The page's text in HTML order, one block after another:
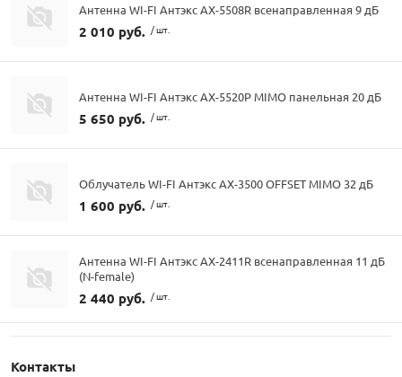
Антенна WI-FI Антэкс AX-5508R всенаправленная 9 дБ
2 010 руб. / шт.
Антенна WI-FI Антэкс AX-5520P MIMO панельная 20 дБ
5 650 руб. / шт.
Облучатель WI-FI Антэкс AX-3500 OFFSET MIMO 32 дБ
1 600 руб. / шт.
Антенна WI-FI Антэкс AX-2411R всенаправленная 11 дБ
(N-female)
2 440 руб. / шт.
Контакты